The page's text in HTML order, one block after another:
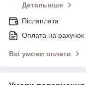
Детальніше
Післяплата
Оплата на рахунок
Всі умови оплати